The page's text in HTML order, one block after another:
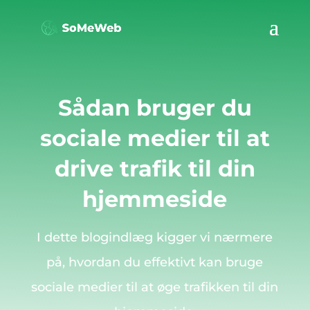
Sådan bruger du
sociale medier til at
drive trafik til din
hjemmeside
I dette blogindlæg kigger vi nærmere
på, hvordan du effektivt kan bruge
sociale medier til at øge trafikken til din